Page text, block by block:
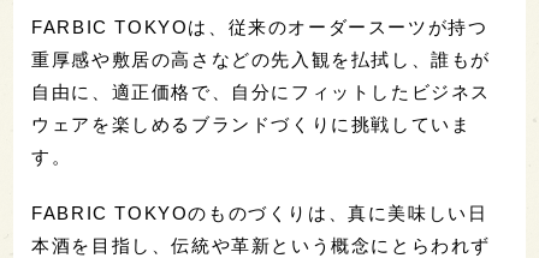
FARBIC TOKYOは、従来のオーダースーツが持つ
重厚感や敷居の高さなどの先入観を払拭し、誰もが
自由に、適正価格で、自分にフィットしたビジネス
ウェアを楽しめるブランドづくりに挑戦していま
す。
FABRIC TOKYOのものづくりは、真に美味しい日
本酒を目指し、伝統や革新という概念にとらわれず